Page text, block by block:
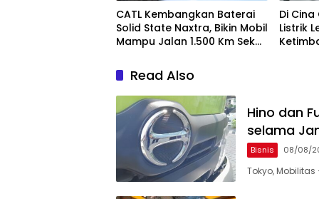
CATL Kembangkan Baterai
Solid State Naxtra, Bikin Mobil
Mampu Jalan 1.500 Km Sekali
Di
Listrik
Read Also
Hino dan
selama
Bisnis 08/08/
Tokyo,